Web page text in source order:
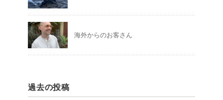
海外からのお客さん
過去の投稿